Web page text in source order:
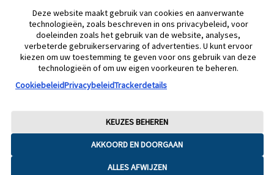
Privacybeleid Actievoorwaarden
Algemene Voorwaarden
Leveringsvoorwaarden
Cookiebeleid
Facebookbeleid
Toegankelijkheidsverklaring
Disclaimers
Verklaring inzake Dataverordening
Cookie Voorkeursinstellingen
© 2026 Abbott. Alle rechten voorbehouden. Libre, het vlinder logo, de vorm
handelsmerken van Google LLC. iPhone en App Store zijn handelsmerken
van Apple Inc. Andere handelsmerken zijn eigendom van hun
respectievelijke eigenaren. Afbeeldingen zijn enkel ter illustratie. Het betreft
Deze website maakt gebruik van cookies en aanverwante
technologieën, zoals beschreven in ons privacybeleid, voor
doeleinden zoals het gebruik van de website, analyses,
verbeterde gebruikerservaring of advertenties. U kunt ervoor
kiezen om uw toestemming te geven voor ons gebruik van deze
technologieën of om uw eigen voorkeuren te beheren.
CookiebeleidPrivacybeleidTrackerdetails
AKKOORD EN DOORGAAN
ALLES AFWIJZEN
KEUZES BEHEREN